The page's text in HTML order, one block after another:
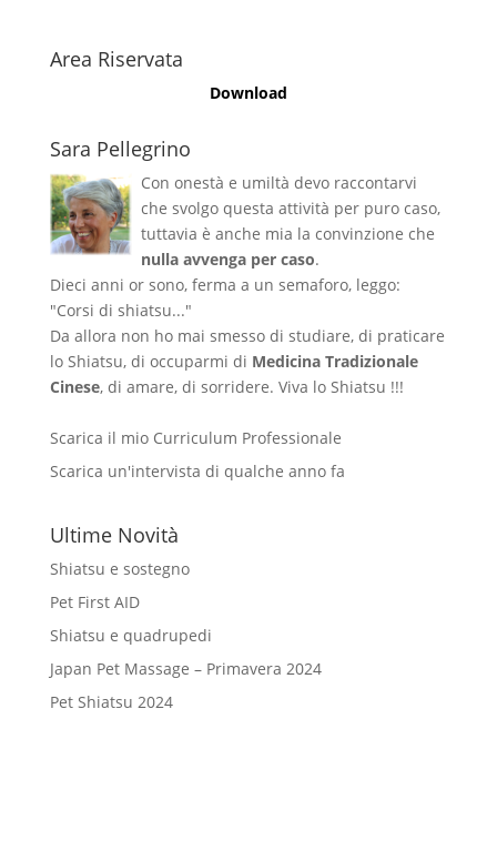
Area Riservata
Download
Sara Pellegrino
Con onestà e umiltà devo raccontarvi
che svolgo questa attività per puro caso,
tuttavia è anche mia la convinzione che
nulla avvenga per caso.
Dieci anni or sono, ferma a un semaforo, leggo:
"Corsi di shiatsu..."
Da allora non ho mai smesso di studiare, di praticare
lo Shiatsu, di occuparmi di Medicina Tradizionale
Cinese, di amare, di sorridere. Viva lo Shiatsu !!!
Scarica il mio Curriculum Professionale
Scarica un'intervista di qualche anno fa
Ultime Novità
Shiatsu e sostegno
Pet First AID
Shiatsu e quadrupedi
Japan Pet Massage – Primavera 2024
Pet Shiatsu 2024